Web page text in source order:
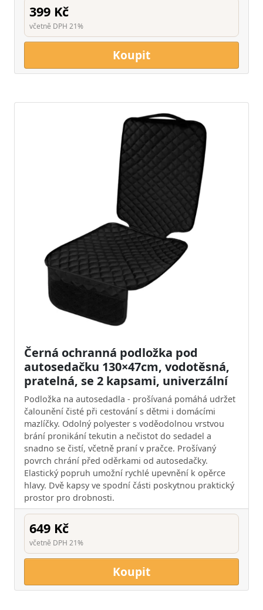
399 Kč
včetně DPH 21%
Koupit
Černá ochranná podložka pod
autosedačku 130×47cm, vodotěsná,
pratelná, se 2 kapsami, univerzální
Podložka na autosedadla - prošívaná pomáhá udržet
čalounění čisté při cestování s dětmi i domácími
mazlíčky. Odolný polyester s voděodolnou vrstvou
brání pronikání tekutin a nečistot do sedadel a
snadno se čistí, včetně praní v pračce. Prošívaný
povrch chrání před oděrkami od autosedačky.
Elastický popruh umožní rychlé upevnění k opěrce
hlavy. Dvě kapsy ve spodní části poskytnou praktický
prostor pro drobnosti.
649 Kč
včetně DPH 21%
Koupit